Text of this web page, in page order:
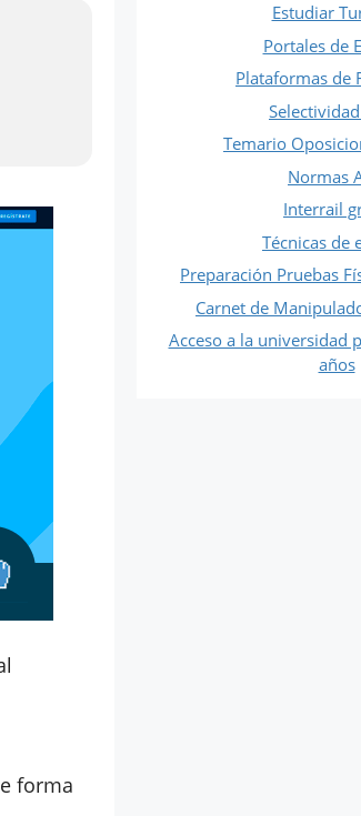
forma
Estudiar
Portales de
Plataformas de
Temario
Normas
Interrail
Técnicas de
Preparación Pruebas
Carnet de
Acceso a la universidad
años